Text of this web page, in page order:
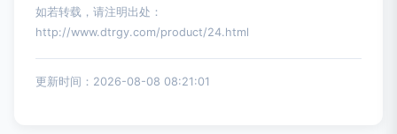
如若转载，请注明出处：
http://www.dtrgy.com/product/24.html
更新时间：2026-08-08 08:21:01